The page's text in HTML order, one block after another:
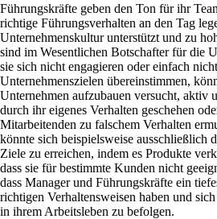
Führungskräfte geben den Ton für ihr
richtige Führungsverhalten an den Tag
Unternehmenskultur unterstützt und zu
sind im Wesentlichen Botschafter für die
sie sich nicht engagieren oder einfach
Unternehmenszielen übereinstimmen,
Unternehmen aufzubauen versucht, aktiv
durch ihr eigenes Verhalten geschehen
Mitarbeitenden zu falschem Verhalten
könnte sich beispielsweise ausschließlich
Ziele zu erreichen, indem es Produkte
dass sie für bestimmte Kunden nicht
dass Manager und Führungskräfte ein
richtigen Verhaltensweisen haben und
in ihrem Arbeitsleben zu befolgen.